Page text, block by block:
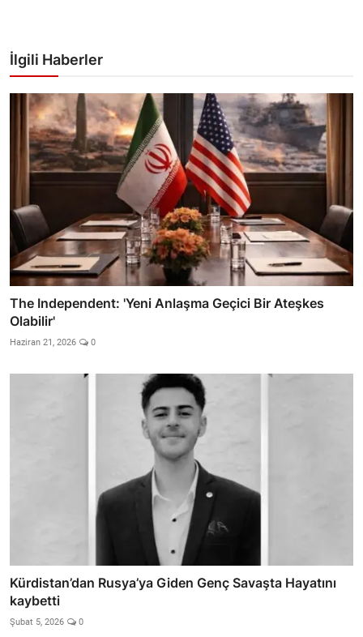
İlgili Haberler
The Independent: 'Yeni Anlaşma Geçici Bir Ateşkes
Olabilir'
Haziran 21, 2026 0
Kürdistan’dan Rusya’ya Giden Genç Savaşta Hayatını
kaybetti
Şubat 5, 2026 0